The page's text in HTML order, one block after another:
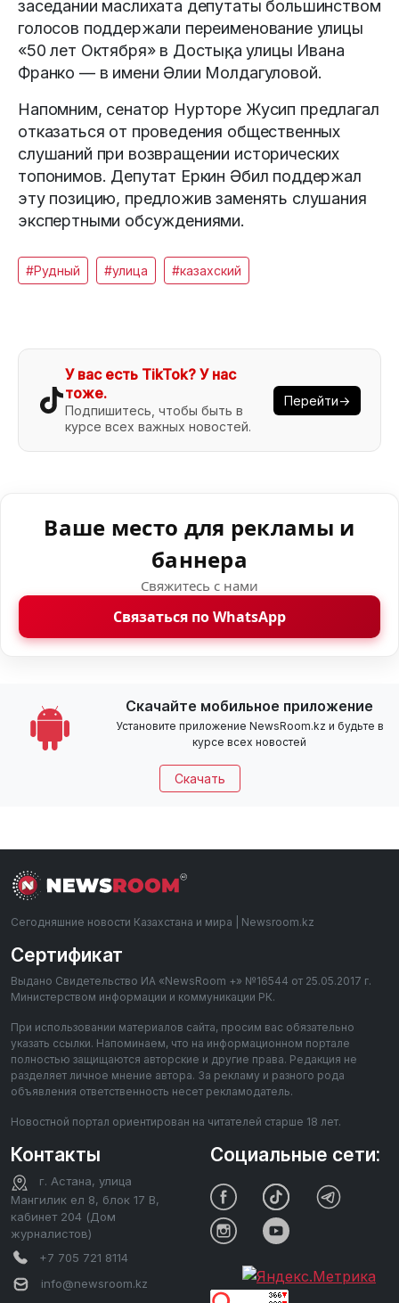
заседании маслихата депутаты большинством
голосов поддержали переименование улицы
«50 лет Октября» в Достық, а улицы Ивана
Франко — в имени Әлии Молдагуловой.
Напомним, сенатор Нурторе Жусип предлагал
отказаться от проведения общественных
слушаний при возвращении исторических
топонимов. Депутат Еркин Әбил поддержал
эту позицию, предложив заменять слушания
экспертными обсуждениями.
#Рудный #улица #казахский
У вас есть TikTok? У нас
тоже.
Подпишитесь, чтобы быть в
курсе всех важных новостей.
Перейти→
Ваше место для рекламы и
баннера
Свяжитесь с нами
Связаться по WhatsApp
Скачайте мобильное приложение
Установите приложение NewsRoom.kz и будьте в
курсе всех новостей
Скачать
Сегодняшние новости Казахстана и мира | Newsroom.kz
Сертификат
Выдано Свидетельство ИА «NewsRoom +» №16544 от 25.05.2017 г.
Министерством информации и коммуникации РК.
При использовании материалов сайта, просим вас обязательно
указать ссылки. Напоминаем, что на информационном портале
полностью защищаются авторские и другие права. Редакция не
разделяет личное мнение автора. За рекламу и разного рода
объявления ответственность несет рекламодатель.
Новостной портал ориентирован на читателей старше 18 лет.
Контакты
г. Астана, улица
Мангилик ел 8, блок 17 В,
кабинет 204 (Дом
журналистов)
+7 705 721 8114
info@newsroom.kz
Социальные сети: